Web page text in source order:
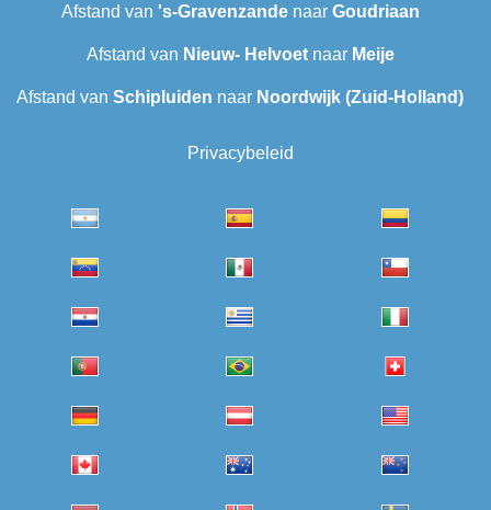
Afstand van 's-Gravenzandenaar Goudriaan
Afstand van Nieuw- Helvoetnaar Meije
Afstand van Schipluiden naar Noordwijk (Zuid-Holland)
Privacybeleid